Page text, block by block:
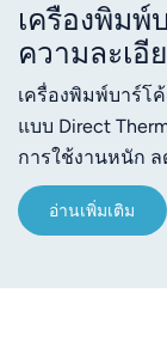
เครื่องพิมพ์
ความละเ
RFID
เครื่องพิมพ์บาร์โ
แบบ Direct
การใช้งานหนัก
ทำงานที่เสถียรอ
อุตสาหกรรมที่รุน
อ่านเพิ่มเติม